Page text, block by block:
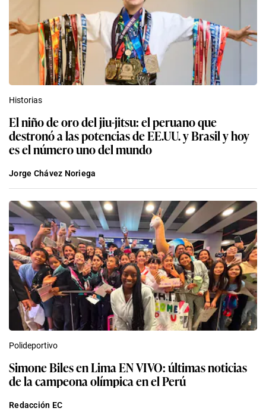
Historias
El niño de oro del jiu-jitsu: el peruano que
destronó a las potencias de EE.UU. y Brasil y hoy
es el número uno del mundo
Jorge Chávez Noriega
Polideportivo
Simone Biles en Lima EN VIVO: últimas noticias
de la campeona olímpica en el Perú
Redacción EC